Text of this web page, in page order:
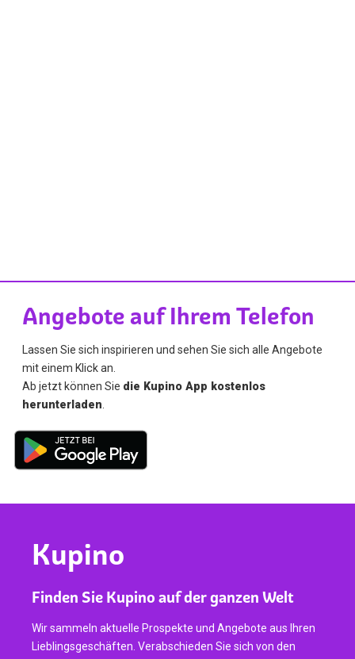
Angebote auf Ihrem Telefon
Lassen Sie sich inspirieren und sehen Sie sich alle Angebote
mit einem Klick an.
Ab jetzt können Sie die Kupino App kostenlos
herunterladen
Kupino
Finden Sie Kupino auf der ganzen Welt
Wir sammeln aktuelle Prospekte und Angebote aus Ihren
Lieblingsgeschäften. Verabschieden Sie sich von den